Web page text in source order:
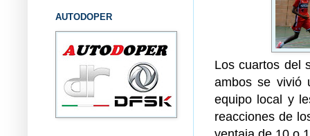
Los cuartos del
ambos se vivió
equipo local y
reacciones de
AUTODOPER